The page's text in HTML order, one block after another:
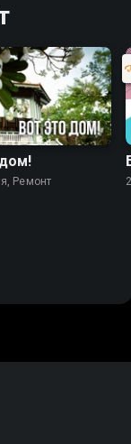
Ремонт